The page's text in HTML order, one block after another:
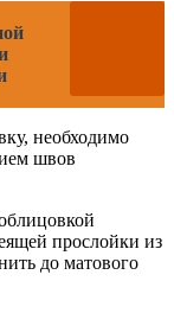
необходимо
швов
прослойки из
до матового